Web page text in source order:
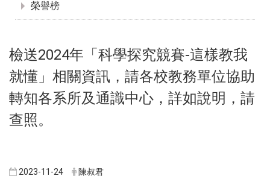
榮譽榜
檢送2024年「科學探究競賽-這樣教我
就懂」相關資訊，請各校教務單位協助
轉知各系所及通識中心，詳如說明，請
查照。
2023-11-24 陳叔君